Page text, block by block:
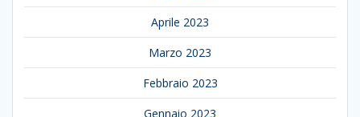
Aprile 2023
Marzo 2023
Febbraio 2023
Gennaio 2023